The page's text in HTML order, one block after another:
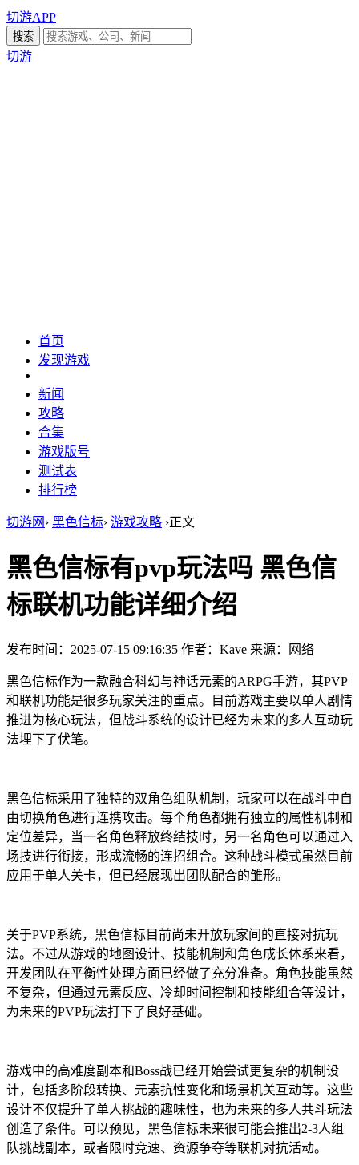
切游APP
切游
首页
发现游戏
新闻
攻略
合集
游戏版号
测试表
排行榜
切游网 › 黑色信标› 游戏攻略 ›正文
黑色信标有pvp玩法吗 黑色信
标联机功能详细介绍
发布时间：2025-07-15 09:16:35 作者：Kave 来源：网络
黑色信标作为一款融合科幻与神话元素的ARPG手游，其PVP
和联机功能是很多玩家关注的重点。目前游戏主要以单人剧情
推进为核心玩法，但战斗系统的设计已经为未来的多人互动玩
法埋下了伏笔。
黑色信标采用了独特的双角色组队机制，玩家可以在战斗中自
由切换角色进行连携攻击。每个角色都拥有独立的属性机制和
定位差异，当一名角色释放终结技时，另一名角色可以通过入
场技进行衔接，形成流畅的连招组合。这种战斗模式虽然目前
应用于单人关卡，但已经展现出团队配合的雏形。
关于PVP系统，黑色信标目前尚未开放玩家间的直接对抗玩
法。不过从游戏的地图设计、技能机制和角色成长体系来看，
开发团队在平衡性处理方面已经做了充分准备。角色技能虽然
不复杂，但通过元素反应、冷却时间控制和技能组合等设计，
为未来的PVP玩法打下了良好基础。
游戏中的高难度副本和Boss战已经开始尝试更复杂的机制设
计，包括多阶段转换、元素抗性变化和场景机关互动等。这些
设计不仅提升了单人挑战的趣味性，也为未来的多人共斗玩法
创造了条件。可以预见，黑色信标未来很可能会推出2-3人组
队挑战副本，或者限时竞速、资源争夺等联机对抗活动。